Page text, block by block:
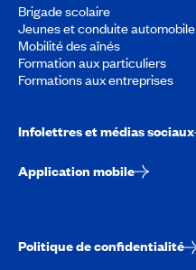
Brigade scolaire
Jeunes et conduite automobile
Mobilité des aînés
Formation aux particuliers
Formations aux entreprises
Infolettres et médias sociaux
Application mobile
Politique de confidentialité